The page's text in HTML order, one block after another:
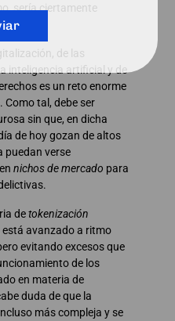
sería ciertamente
de las
inteligencia artificial y de
es un reto enorme
Como tal, debe ser
sin que, en dicha
de hoy gozan de altos
puedan verse
nichos de mercado para
detokenización
avanzado a ritmo
evitando excesos que
de los
en materia de
duda de que la
más compleja y se